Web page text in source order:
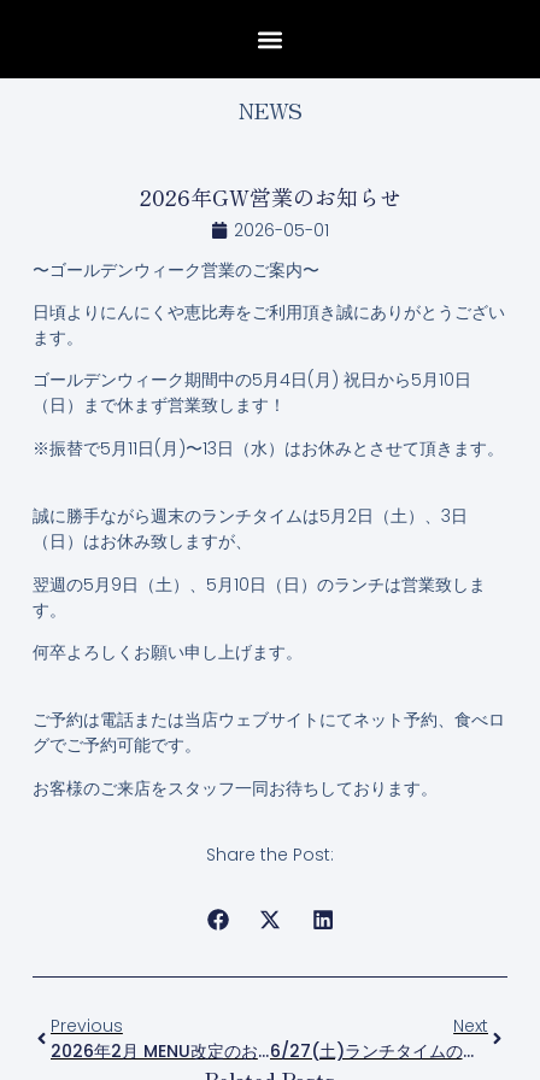
NEWS
2026年GW営業のお知らせ
2026-05-01
〜ゴールデンウィーク営業のご案内〜
日頃よりにんにくや恵比寿をご利用頂き誠にありがとうござい
ます。
ゴールデンウィーク期間中の5月4日(月) 祝日から5月10日
（日）まで休まず営業致します！
※振替で5月11日(月)〜13日（水）はお休みとさせて頂きます。
誠に勝手ながら週末のランチタイムは5月2日（土）、3日
（日）はお休み致しますが、
翌週の5月9日（土）、5月10日（日）のランチは営業致しま
す。
何卒よろしくお願い申し上げます。
ご予約は電話または当店ウェブサイトにてネット予約、食べロ
グでご予約可能です。
お客様のご来店をスタッフ一同お待ちしております。
Share the Post:
Previous
2026年2月 MENU改定のお知らせ
Next
6/27(土)ランチタイムの臨時休業のお知らせ